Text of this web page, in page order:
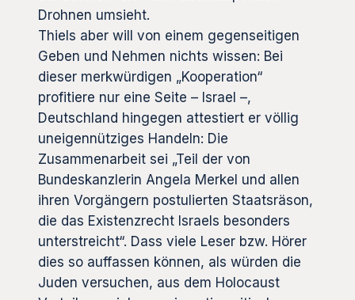
Drohnen umsieht.
Thiels aber will von einem gegenseitigen
Geben und Nehmen nichts wissen: Bei
dieser merkwürdigen „Kooperation“
profitiere nur eine Seite – Israel –,
Deutschland hingegen attestiert er völlig
uneigennütziges Handeln: Die
Zusammenarbeit sei „Teil der von
Bundeskanzlerin Angela Merkel und allen
ihren Vorgängern postulierten Staatsräson,
die das Existenzrecht Israels besonders
unterstreicht“. Dass viele Leser bzw. Hörer
dies so auffassen können, als würden die
Juden versuchen, aus dem Holocaust